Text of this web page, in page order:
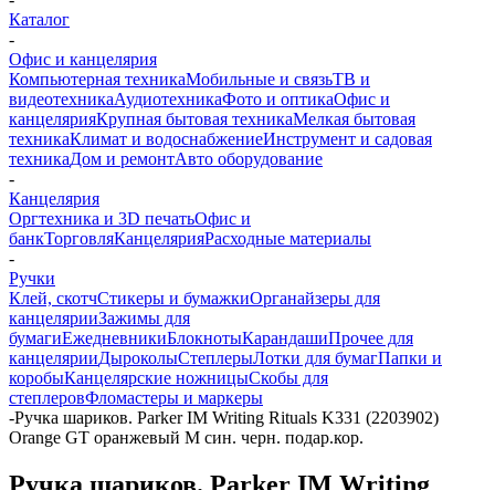
Каталог
-
Офис и канцелярия
Компьютерная техникаМобильные и связьТВ и
видеотехникаАудиотехникаФото и оптикаОфис и
канцелярияКрупная бытовая техникаМелкая бытовая
техникаКлимат и водоснабжениеИнструмент и садовая
техникаДом и ремонтАвто оборудование
-
Канцелярия
Оргтехника и 3D печатьОфис и
банкТорговляКанцелярияРасходные материалы
-
Ручки
Клей, скотчСтикеры и бумажкиОрганайзеры для
канцелярииЗажимы для
бумагиЕжедневникиБлокнотыКарандашиПрочее для
канцелярииДыроколыСтеплерыЛотки для бумагПапки и
коробыКанцелярские ножницыСкобы для
степлеровФломастеры и маркеры
-Ручка шариков. Parker IM Writing Rituals K331 (2203902)
Orange GT оранжевый M син. черн. подар.кор.